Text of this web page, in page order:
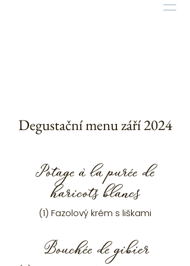
Degustační menu září 2024
Potage à la purée de
haricots blancs
(1) Fazolový krém s liškami
Bouchée de gibier